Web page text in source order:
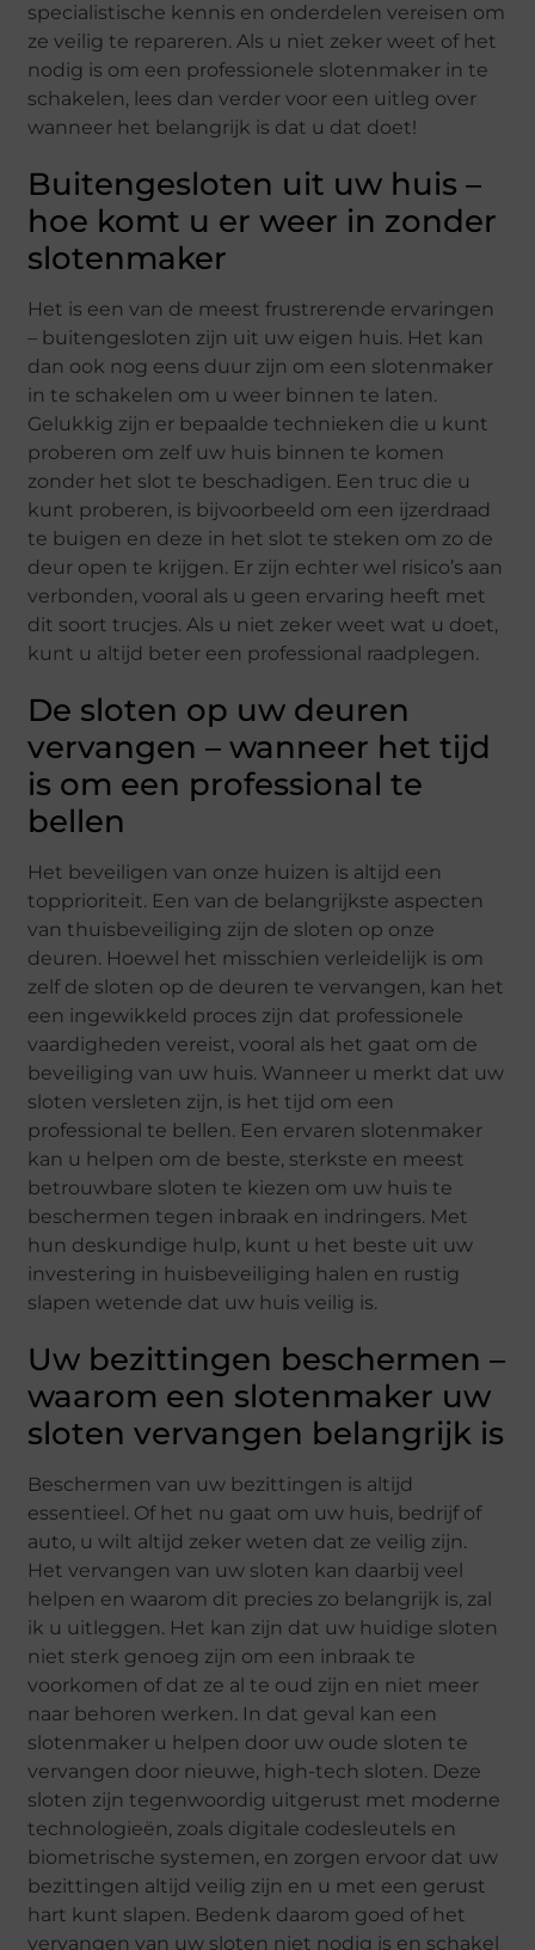
specialistische kennis en onderdelen vereisen om
ze veilig te repareren. Als u niet zeker weet of het
nodig is om een professionele slotenmaker in te
schakelen, lees dan verder voor een uitleg over
wanneer het belangrijk is dat u dat doet!
Buitengesloten uit uw huis –
hoe komt u er weer in zonder
slotenmaker
Het is een van de meest frustrerende ervaringen
– buitengesloten zijn uit uw eigen huis. Het kan
dan ook nog eens duur zijn om een slotenmaker
in te schakelen om u weer binnen te laten.
Gelukkig zijn er bepaalde technieken die u kunt
proberen om zelf uw huis binnen te komen
zonder het slot te beschadigen. Een truc die u
kunt proberen, is bijvoorbeeld om een ijzerdraad
te buigen en deze in het slot te steken om zo de
deur open te krijgen. Er zijn echter wel risico’s aan
verbonden, vooral als u geen ervaring heeft met
dit soort trucjes. Als u niet zeker weet wat u doet,
kunt u altijd beter een professional raadplegen.
De sloten op uw deuren
vervangen – wanneer het tijd
is om een professional te
bellen
Het beveiligen van onze huizen is altijd een
topprioriteit. Een van de belangrijkste aspecten
van thuisbeveiliging zijn de sloten op onze
deuren. Hoewel het misschien verleidelijk is om
zelf de sloten op de deuren te vervangen, kan het
een ingewikkeld proces zijn dat professionele
vaardigheden vereist, vooral als het gaat om de
beveiliging van uw huis. Wanneer u merkt dat uw
sloten versleten zijn, is het tijd om een
professional te bellen. Een ervaren slotenmaker
kan u helpen om de beste, sterkste en meest
betrouwbare sloten te kiezen om uw huis te
beschermen tegen inbraak en indringers. Met
hun deskundige hulp, kunt u het beste uit uw
investering in huisbeveiliging halen en rustig
slapen wetende dat uw huis veilig is.
Uw bezittingen beschermen –
waarom een slotenmaker uw
sloten vervangen belangrijk is
Beschermen van uw bezittingen is altijd
essentieel. Of het nu gaat om uw huis, bedrijf of
auto, u wilt altijd zeker weten dat ze veilig zijn.
Het vervangen van uw sloten kan daarbij veel
helpen en waarom dit precies zo belangrijk is, zal
ik u uitleggen. Het kan zijn dat uw huidige sloten
niet sterk genoeg zijn om een inbraak te
voorkomen of dat ze al te oud zijn en niet meer
naar behoren werken. In dat geval kan een
slotenmaker u helpen door uw oude sloten te
vervangen door nieuwe, high-tech sloten. Deze
sloten zijn tegenwoordig uitgerust met moderne
technologieën, zoals digitale codesleutels en
biometrische systemen, en zorgen ervoor dat uw
bezittingen altijd veilig zijn en u met een gerust
hart kunt slapen. Bedenk daarom goed of het
vervangen van uw sloten niet nodig is en schakel